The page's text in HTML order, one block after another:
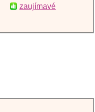
zaujímavé